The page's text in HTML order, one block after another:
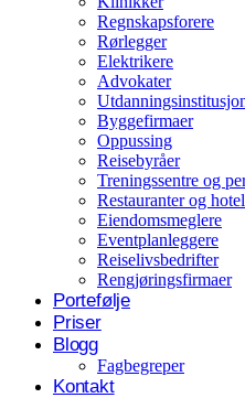
Regnskapsforere
Rørlegger
Elektrikere
Advokater
Byggefirmaer
Oppussing
Reisebyråer
Treningssentre og
Restauranter og
Eiendomsmeglere
Eventplanleggere
Reiselivsbedrifter
Rengjøringsfirmaer
Portefølje
Priser
Blogg
Fagbegreper
Kontakt